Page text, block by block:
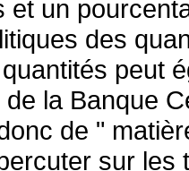
et un
des
peut
la Banque
de "
sur les